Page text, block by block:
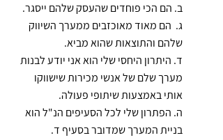
ב. הם הכי פוחדים שהעסק שלהם ייסגר.
ג.  הם מאוד מאוכזבים ממערך השיווק
שלהם והתוצאות שהוא מביא.
ד. היתרון היחסי שלי הוא אני יודע לבנות
מערך שלם של אנשי מכירות שישווקו
אותי באמצעות שיתופי פעולה.
ה. הפתרון שלי לכל הסעיפים הנ"ל הוא
בניית המערך שמדובר בסעיף ד.